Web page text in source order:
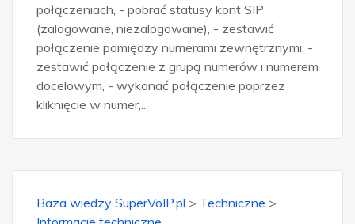
połączeniach, - pobrać statusy kont SIP
(zalogowane, niezalogowane), - zestawić
połączenie pomiędzy numerami zewnętrznymi, -
zestawić połączenie z grupą numerów i numerem
docelowym, - wykonać połączenie poprzez
kliknięcie w numer,...
Baza wiedzy SuperVoIP.pl > Techniczne >